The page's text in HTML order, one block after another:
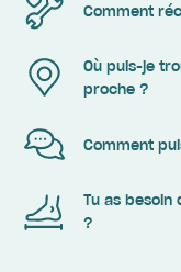
Comment
Où puis-je
proche ?
Comment
Tu as
?